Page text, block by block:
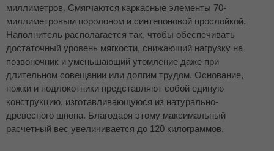
миллиметров. Смягчаются каркасные элементы 70-
миллиметровым поролоном и синтепоновой прослойкой.
Наполнитель располагается так, чтобы обеспечивать
достаточный уровень мягкости, снижающий нагрузку на
позвоночник и уменьшающий утомление даже при
длительном совещании или долгим трудом. Основание,
ножки и подлокотники представляют собой единую
конструкцию, изготавливающуюся из натурально-
древесного шпона. Благодаря этому максимальный
расчетный вес увеличивается до 120 килограммов.